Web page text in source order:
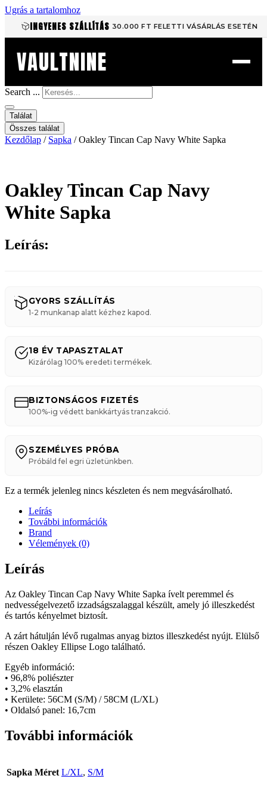
Ugrás a tartalomhoz
INGYENES SZÁLLÍTÁS 30.000 FT FELETTI VÁSÁRLÁS ESETÉN
VAULTNINE
Search ...
Találat
Összes találat
Kezdőlap / Sapka / Oakley Tincan Cap Navy White Sapka
Oakley Tincan Cap Navy
White Sapka
Leírás:
GYORS SZÁLLÍTÁS
1-2 munkanap alatt kézhez kapod.
18 ÉV TAPASZTALAT
Kizárólag 100% eredeti termékek.
BIZTONSÁGOS FIZETÉS
100%-ig védett bankkártyás tranzakció.
SZEMÉLYES PRÓBA
Próbáld fel egri üzletünkben.
Ez a termék jelenleg nincs készleten és nem megvásárolható.
Leírás
További információk
Brand
Vélemények (0)
Leírás
Az Oakley Tincan Cap Navy White Sapka ívelt peremmel és
nedvességelvezető izzadságszalaggal készült, amely jó illeszkedést
és tartós kényelmet biztosít.
A zárt hátulján lévő rugalmas anyag biztos illeszkedést nyújt. Elülső
részen Oakley Ellipse Logo található.
Egyéb információ:
• 96,8% poliészter
• 3,2% elasztán
• Kerülete: 56CM (S/M) / 58CM (L/XL)
• Oldalsó panel: 16,7cm
További információk
Sapka Méret L/XL, S/M